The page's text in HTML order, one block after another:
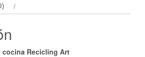
cocina Recicling Art